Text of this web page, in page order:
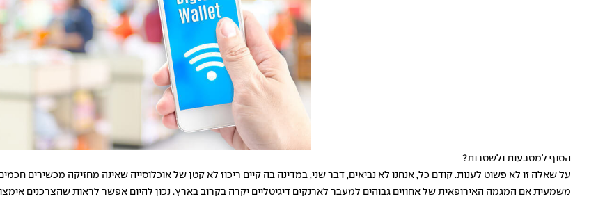
הסוף למטבעות ולשטרות?
על שאלה זו לא פשוט לענות. קודם כל, אנחנו לא נביאים, דבר שני, במדינה בה קיים ריכוז לא קטן של אוכלוסייה שאינה מחזיקה מכשירים